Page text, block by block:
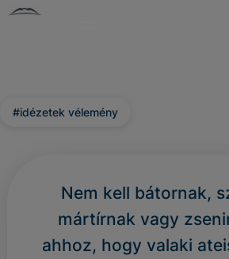
#idézetek vélemény
Nem kell bátornak,
mártírnak vagy
ahhoz, hogy valaki